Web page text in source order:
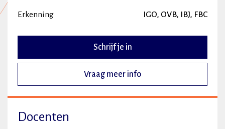
Erkenning IGO, OVB, IBJ, FBC
Schrijf je in
Vraag meer info
Docenten